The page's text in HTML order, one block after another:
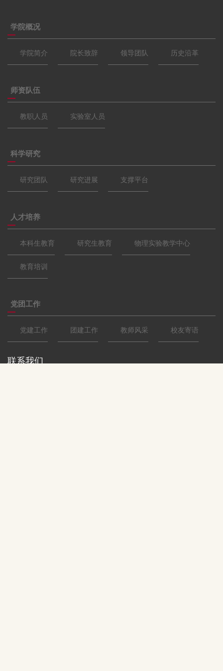
学院概况
学院简介 院长致辞 领导团队 历史沿革
师资队伍
教职人员 实验室人员
科学研究
研究团队 研究进展 支撑平台
人才培养
本科生教育 研究生教育 物理实验教学中心
教育培训
党团工作
党建工作 团建工作 教师风采 校友寄语
联系我们